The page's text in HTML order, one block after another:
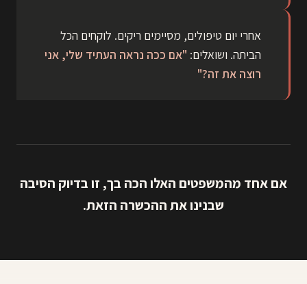
אחרי יום טיפולים, מסיימים ריקים. לוקחים הכל
הביתה. ושואלים: "אם ככה נראה העתיד שלי, אני
רוצה את זה?"
אם אחד מהמשפטים האלו הכה בך, זו בדיוק הסיבה
שבנינו את ההכשרה הזאת.